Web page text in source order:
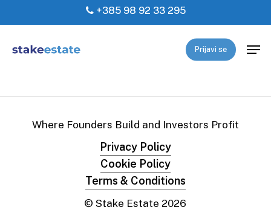
to
content
+385 98 92 33 295
Prijavi se
Where Founders Build and Investors Profit
Privacy Policy
Cookie Policy
Terms & Conditions
© Stake Estate 2026
Menu